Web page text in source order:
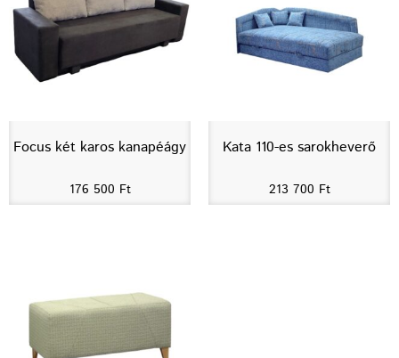
Focus két karos kanapéágy
176 500 Ft
Kata 110-es sarokheverő
213 700 Ft